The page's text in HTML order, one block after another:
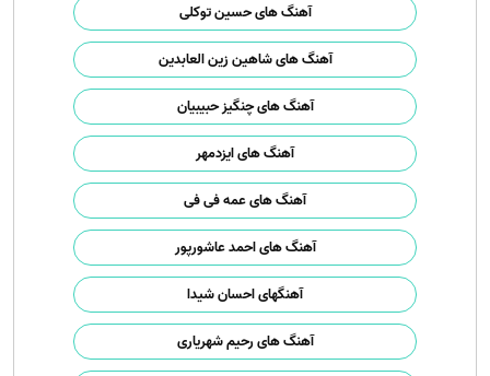
آهنگ های حسین توکلی
آهنگ های شاهین زین العابدین
آهنگ های چنگیز حبیبیان
آهنگ های ایزدمهر
آهنگ های عمه فی فی
آهنگ های احمد عاشورپور
آهنگهای احسان شیدا
آهنگ های رحیم شهریاری